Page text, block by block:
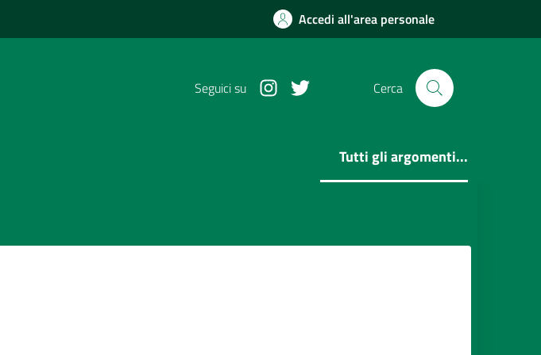
Accedi all'area personale
Seguici su InstagramTwitter Cerca
Tutti gli argomenti...